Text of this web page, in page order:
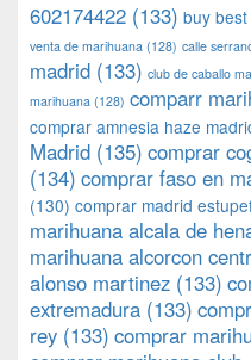
602174422 (133) buy
venta de marihuana (128) calle
madrid (133) club de caballo
marihuana (128) comparr
comprar amnesia haze
Madrid (135) comprar
(134) comprar faso en
(130) comprar madrid
marihuana alcala de
marihuana alcorcon
alonso martinez (133)
extremadura (133)
rey (133) comprar